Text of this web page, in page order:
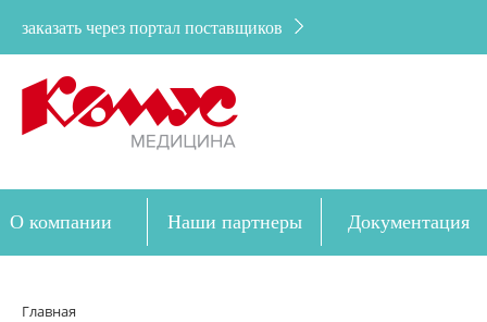
заказать через портал поставщиков
О компании Наши партнеры Документация
Главная